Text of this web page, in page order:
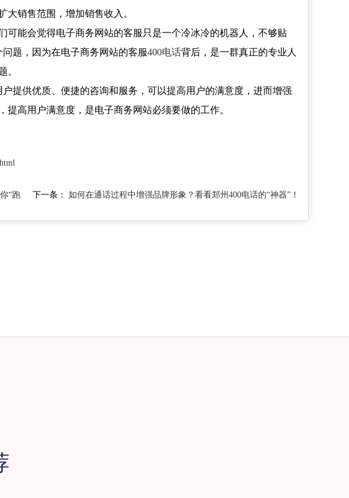
大销售范围，增加销售收入。
可能会觉得电子商务网站的客服只是一个冷冰冷的机器人，不够贴
题，因为在电子商务网站的客服400电话背后，是一群真正的专业人
。
户提供优质、便捷的咨询和服务，可以提高用户的满意度，进而增强
提高用户满意度，是电子商务网站必须要做的工作。
下一条： 如何在通话过程中增强品牌形象？看看郑州400电话的“神器”！
“跑